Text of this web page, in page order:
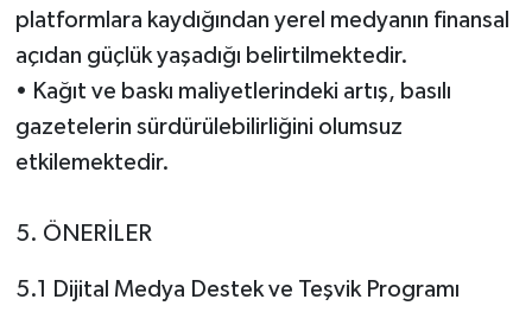
platformlara kaydığından yerel medyanın finansal
açıdan güçlük yaşadığı belirtilmektedir.
• Kağıt ve baskı maliyetlerindeki artış, basılı
gazetelerin sürdürülebilirliğini olumsuz
etkilemektedir.
5. ÖNERİLER
5.1 Dijital Medya Destek ve Teşvik Programı